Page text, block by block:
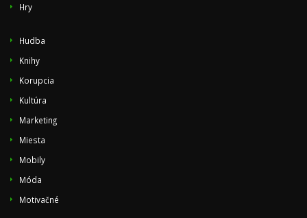
Hry
Hudba
Knihy
Korupcia
Kultúra
Marketing
Miesta
Mobily
Móda
Motivačné